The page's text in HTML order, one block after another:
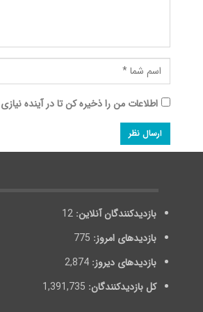
اطلاعات من را ذخیره کن تا در آینده
بازدیدکنندگان آنلاین: 12
بازدیدهای امروز: 775
بازدیدهای دیروز: 2,874
کل بازدیدکنند‌گان: 1,391,735